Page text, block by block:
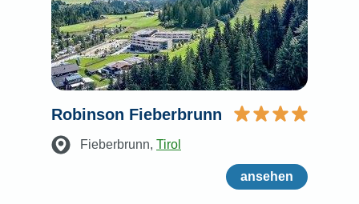
Robinson Fieberbrunn
Fieberbrunn, Tirol
ansehen